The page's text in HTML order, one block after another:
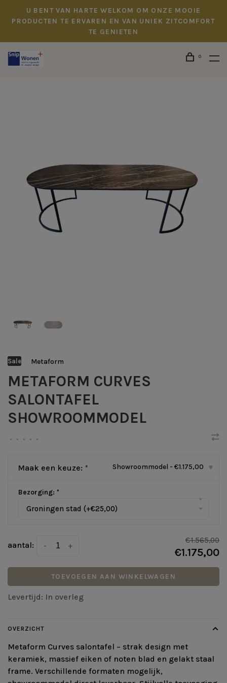
U BENT VAN HARTE WELKOM OM ONZE MOOIE
PRODUCTEN TE ERVAREN EN VAN UNIEK ZITCOMFORT
TE GENIETEN
0
Sale Metaform
METAFORM CURVES
SALONTAFEL
SHOWROOMMODEL
• • • • •
Maak een keuze: * Showroommodel - €1.175,00 ▾
Bezorging: *
Groningen stad (+€25,00)
▾
aantal: +
-
€1.565,00
€1.175,00
TOEVOEGEN AAN WINKELWAGEN
Levertijd: In overleg
OVERZICHT
Metaform Curves salontafel – strak design met
keramiek, massief eiken of noten blad en gelakt staal
frame. Verschillende formaten mogelijk,